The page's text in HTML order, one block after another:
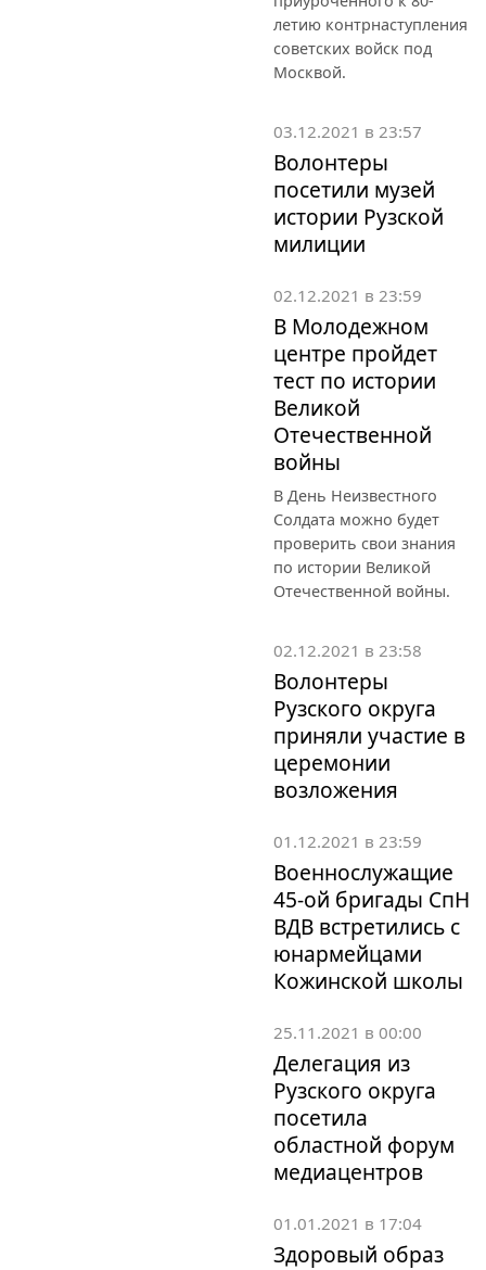
летию контрнаступления
советских войск под
Москвой.
03.12.2021 в 23:57
Волонтеры
посетили музей
истории Рузской
милиции
02.12.2021 в 23:59
В Молодежном
центре пройдет
тест по истории
Великой
Отечественной
войны
В День Неизвестного
Солдата можно будет
проверить свои знания
по истории Великой
Отечественной войны.
02.12.2021 в 23:58
Волонтеры
Рузского округа
приняли участие в
церемонии
возложения
01.12.2021 в 23:59
Военнослужащие
45-ой бригады СпН
ВДВ встретились с
юнармейцами
Кожинской школы
25.11.2021 в 00:00
Делегация из
Рузского округа
посетила
областной форум
медиацентров
01.01.2021 в 17:04
Здоровый образ